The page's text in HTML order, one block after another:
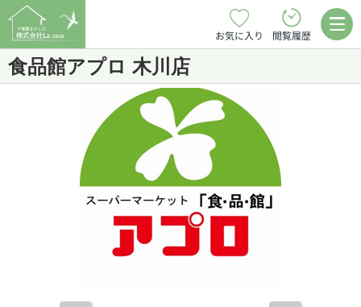
お気に入り 閲覧履歴
食品館アプロ 木川店